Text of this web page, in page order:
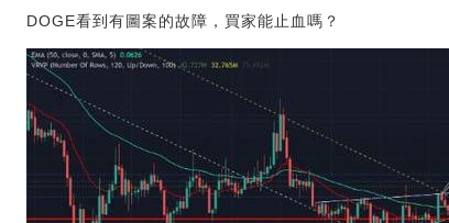
DOGE看到有圖案的故障，買家能止血嗎？